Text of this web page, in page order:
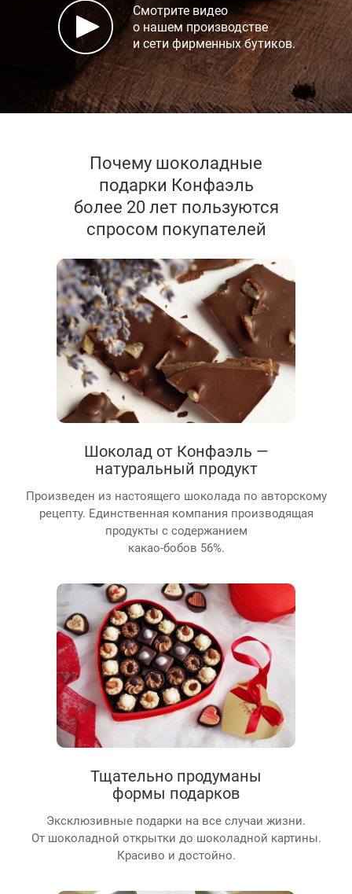
Смотрите видео
о нашем производстве
и сети фирменных бутиков.
Почему шоколадные
подарки Конфаэль
более 20 лет пользуются
спросом покупателей
Шоколад от Конфаэль —
натуральный продукт
Произведен из настоящего шоколада по авторскому
рецепту. Единственная компания производящая
продукты с содержанием
какао-бобов 56%.
Тщательно продуманы
формы подарков
Эксклюзивные подарки на все случаи жизни.
От шоколадной открытки до шоколадной картины.
Красиво и достойно.